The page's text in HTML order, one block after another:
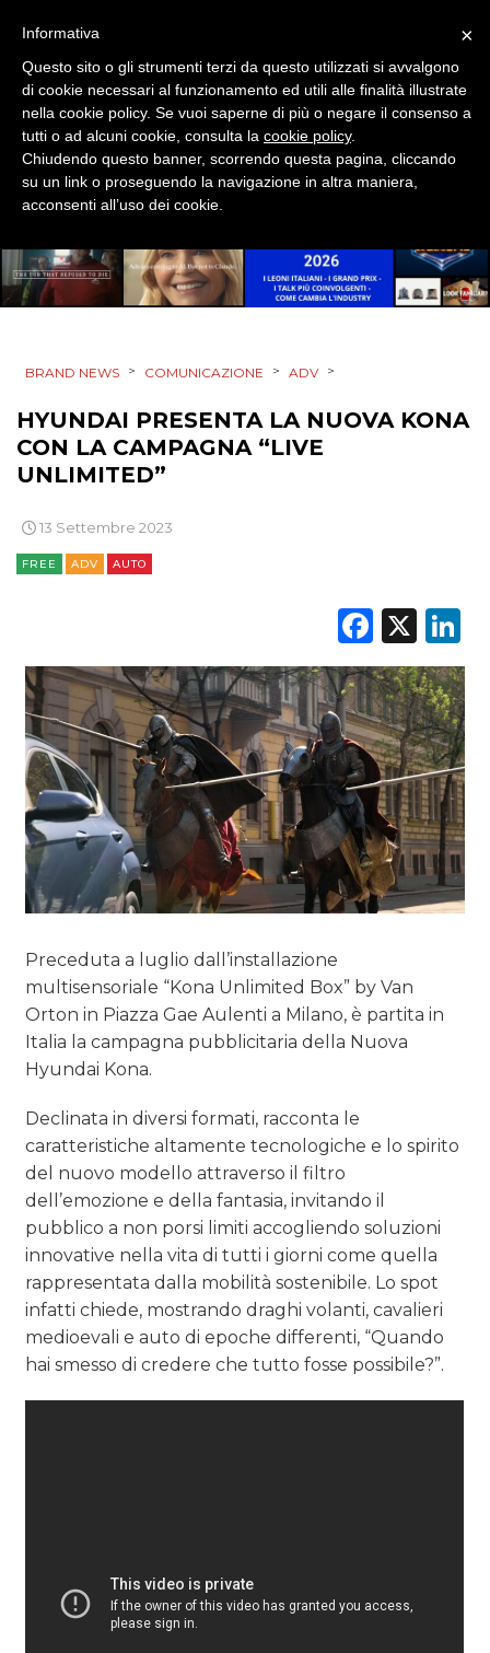
BRAND NEWS > COMUNICAZIONE > ADV >
HYUNDAI PRESENTA LA NUOVA KONA
CON LA CAMPAGNA “LIVE
UNLIMITED”
13 Settembre 2023
FREE ADV AUTO
X
Preceduta a luglio dall’installazione
multisensoriale “Kona Unlimited Box” by Van
Orton in Piazza Gae Aulenti a Milano, è partita in
Italia la campagna pubblicitaria della Nuova
Hyundai Kona.
Declinata in diversi formati, racconta le
caratteristiche altamente tecnologiche e lo spirito
del nuovo modello attraverso il filtro
dell’emozione e della fantasia, invitando il
pubblico a non porsi limiti accogliendo soluzioni
innovative nella vita di tutti i giorni come quella
rappresentata dalla mobilità sostenibile. Lo spot
infatti chiede, mostrando draghi volanti, cavalieri
medioevali e auto di epoche differenti, “Quando
hai smesso di credere che tutto fosse possibile?”.
×
Informativa
Questo sito o gli strumenti terzi da questo utilizzati si avvalgono
di cookie necessari al funzionamento ed utili alle finalità illustrate
nella cookie policy. Se vuoi saperne di più o negare il consenso a
tutti o ad alcuni cookie, consulta la cookie policy.
Chiudendo questo banner, scorrendo questa pagina, cliccando
su un link o proseguendo la navigazione in altra maniera,
acconsenti all’uso dei cookie.